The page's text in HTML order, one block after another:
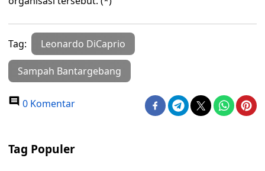
Tag: Leonardo DiCaprio
Sampah Bantargebang
0 Komentar
Tag Populer